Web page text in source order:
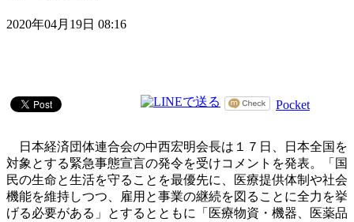
2020年04月19日 08:16
Pocket
日本経済団体連合会の中西宏明会長は１７日、日本全国を
対象とする緊急事態宣言の発令を受けコメントを発表。「国
民の生命と生活を守ることを最優先に、医療提供体制や社会
機能を維持しつつ、雇用と事業の継続を図ることに全力を挙
げる必要がある」とするとともに「医療物資・機器、医薬品